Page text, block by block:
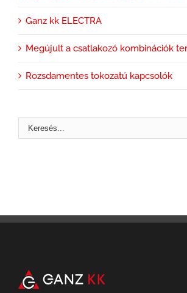
Ganz kk ELECTRA
Megújult a csatlakozó kombinációk
Rozsdamentes tokozatú kapcsolók